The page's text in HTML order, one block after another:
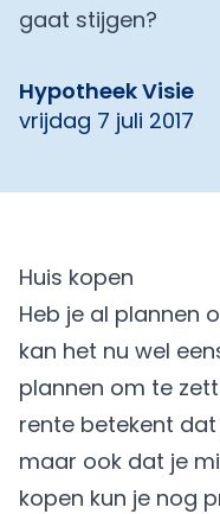
gaat stijgen?
Hypotheek Visie
vrijdag 7 juli 2017
Huis kopen
Heb je al plannen
kan het nu wel
plannen om te
rente betekent
maar ook dat je
kopen kun je nog